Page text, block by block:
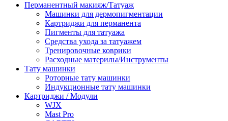
Перманентный макияж/Татуаж
Машинки для дермопигментации
Картриджи для перманента
Пигменты для татуажа
Средства ухода за татуажем
Тренировочные коврики
Расходные материлы/Инструменты
Тату машинки
Роторные тату машинки
Индукционные тату машинки
Картриджи / Модули
WJX
Mast Pro